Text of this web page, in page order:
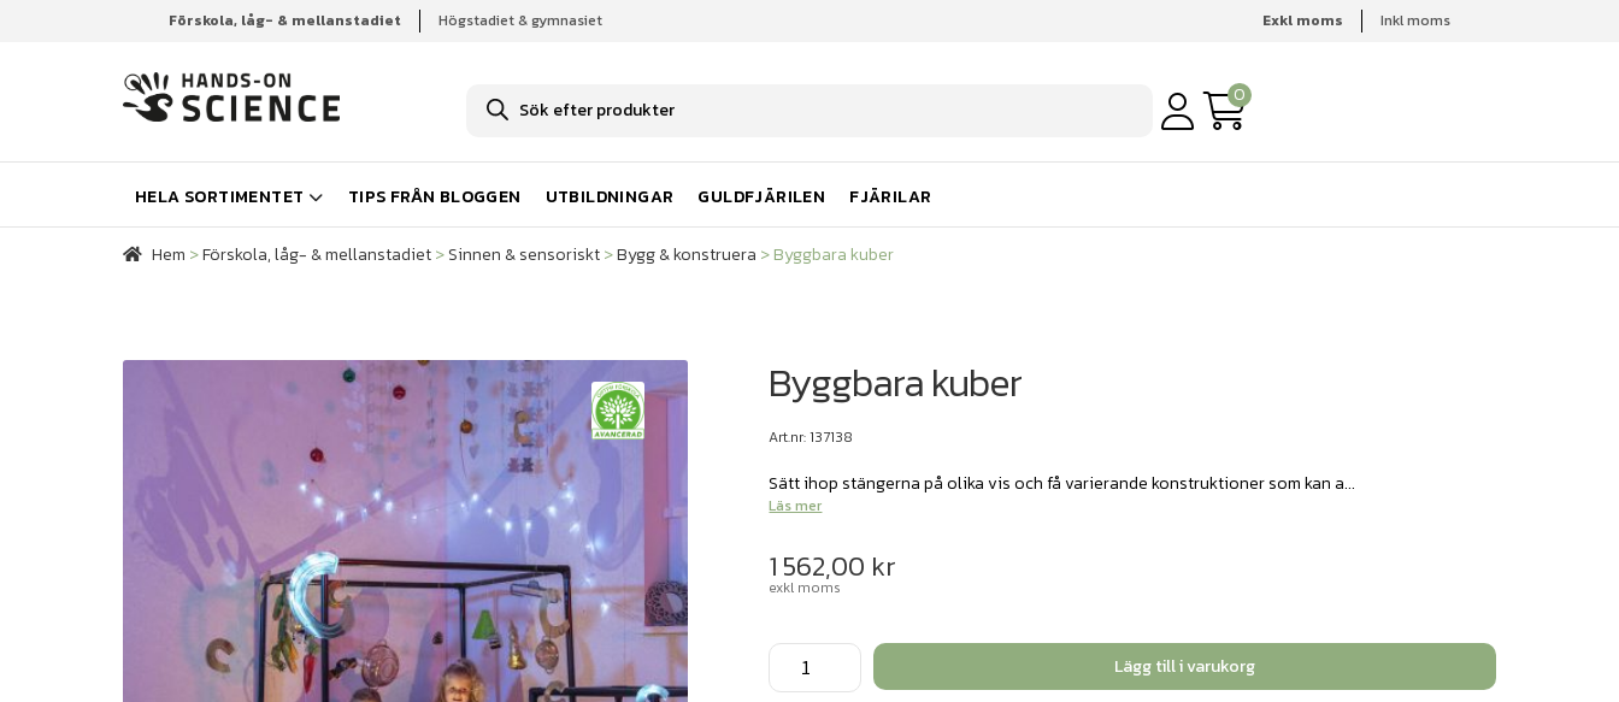
Förskola, låg- & mellanstadiet Högstadiet & gymnasiet Exkl moms Inkl moms
u
k
t
s
ö
k
0
HELA SORTIMENTET TIPS FRÅN BLOGGEN UTBILDNINGAR GULDFJÄRILEN FJÄRILAR
Hem Förskola, låg- & mellanstadiet Sinnen & sensoriskt
Hem >Förskola, låg- & mellanstadiet>Sinnen & sensoriskt>Bygg & konstruera >Byggbara kuber
Byggbara kuber
Art.nr: 137138
Sätt ihop stängerna på olika vis och få varierande konstruktioner som kan a...
Läs mer
1 562,00 kr
exkl moms
Byggbara
kuber
Lägg till i varukorg